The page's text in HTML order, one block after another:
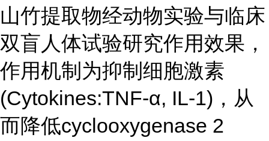
山竹提取物经动物实验与临床
双盲人体试验研究作用效果，
作用机制为抑制细胞激素
(Cytokines:TNF-α, IL-1)，从
而降低cyclooxygenase 2